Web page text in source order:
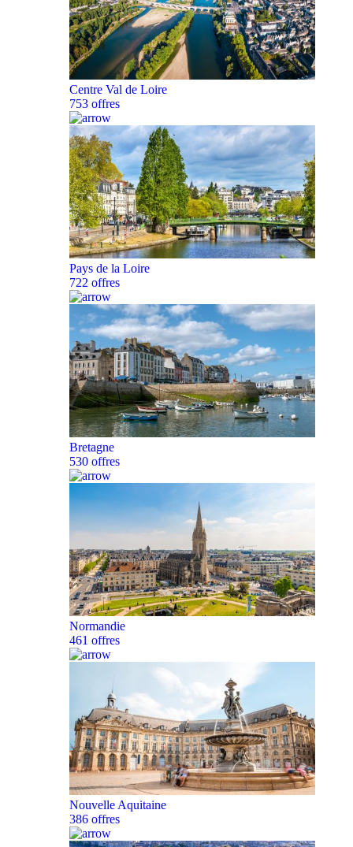
Centre Val de Loire
753 offres
Pays de la Loire
722 offres
Bretagne
530 offres
Normandie
461 offres
Nouvelle Aquitaine
386 offres